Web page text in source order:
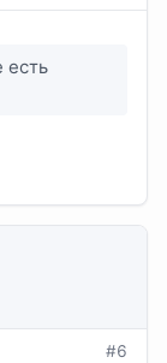
есть
#6